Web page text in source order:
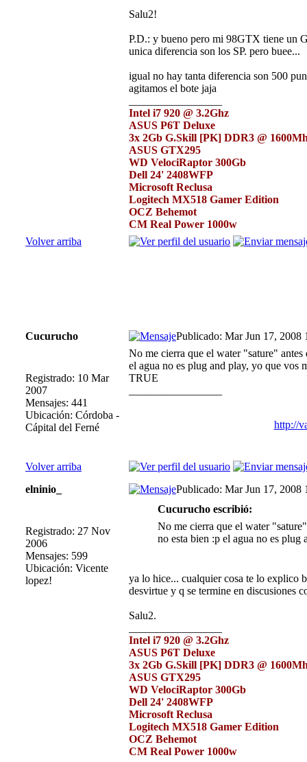
Salu2!
P.D.: y bueno pero mi 98GTX tiene un
unica diferencia son los SP. pero buee...
igual no hay tanta diferencia son 500
agitamos el bote jaja
Intel i7 920 @ 3.2Ghz
ASUS P6T Deluxe
3x 2Gb G.Skill [PK] DDR3 @
ASUS GTX295
WD VelociRaptor 300Gb
Dell 24' 2408WFP
Microsoft Reclusa
Logitech MX518 Gamer Edition
OCZ Behemot
CM Real Power 1000w
Volver arriba
Cucurucho Publicado: Mar Jun 17, 2008
Registrado: 10 Mar
2007
Mensajes: 441
Ubicación: Córdoba -
Cápital del Ferné
No me cierra que el water "sature"
el agua no es plug and play, yo que vos
TRUE
http://
Volver arriba
elninio_
Publicado: Mar Jun 17, 2008
Registrado: 27 Nov
2006
Mensajes: 599
Ubicación: Vicente
lopez!
Cucurucho escribió:
No me cierra que el water
no esta bien :p el agua no es plug
ya lo hice... cualquier cosa te lo explico
desvirtue y q se termine en discusiones
Salu2.
Intel i7 920 @ 3.2Ghz
ASUS P6T Deluxe
3x 2Gb G.Skill [PK] DDR3 @
ASUS GTX295
WD VelociRaptor 300Gb
Dell 24' 2408WFP
Microsoft Reclusa
Logitech MX518 Gamer Edition
OCZ Behemot
CM Real Power 1000w